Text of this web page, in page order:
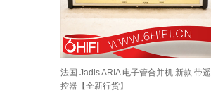
法国 Jadis ARIA 电子管合并机 新款 带遥
控器【全新行货】